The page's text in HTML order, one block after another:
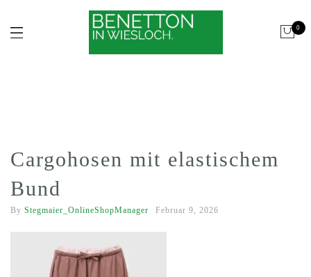
0
Cargohosen mit elastischem
Bund
By Stegmaier_OnlineShopManager Februar 9, 2026